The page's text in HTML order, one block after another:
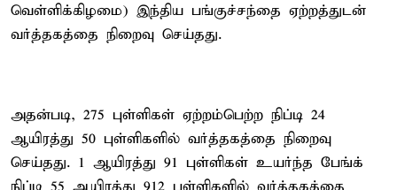
வெள்ளிக்கிழமை) இந்திய பங்குச்சந்தை ஏற்றத்துடன்
வர்த்தகத்தை நிறைவு செய்தது.
அதன்படி, 275 புள்ளிகள் ஏற்றம்பெற்ற நிப்டி 24
ஆயிரத்து 50 புள்ளிகளில் வர்த்தகத்தை நிறைவு
செய்தது. 1 ஆயிரத்து 91 புள்ளிகள் உயர்ந்த பேங்க்